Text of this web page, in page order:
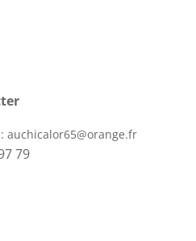
auchicalor65@orange.fr
79